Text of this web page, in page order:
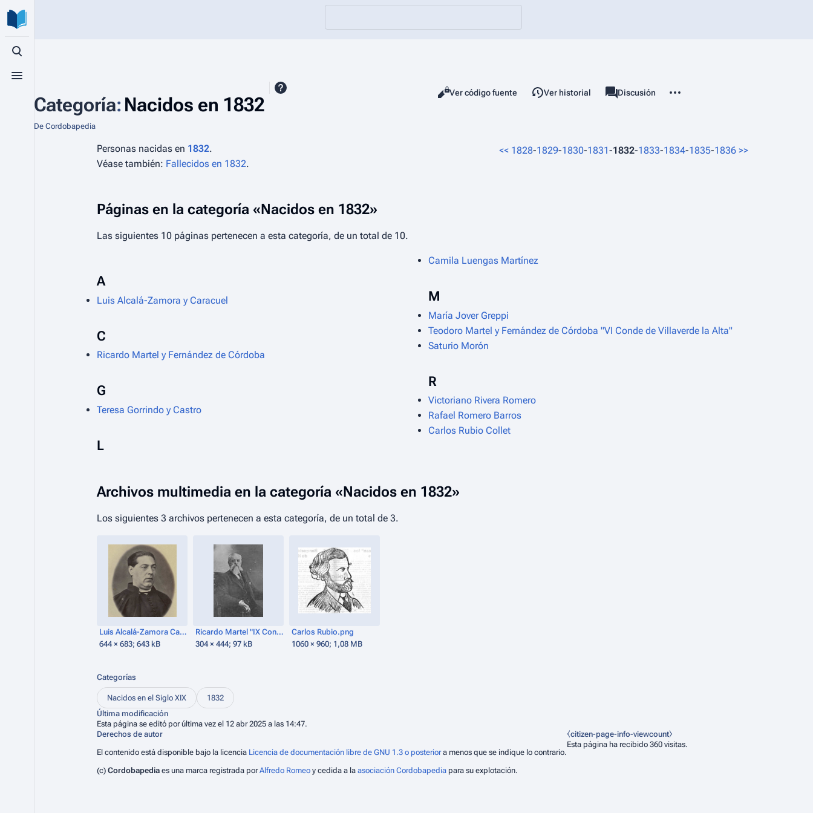
Búsqueda alternativa
Menú alternativo
Categoría:Nacidos en 1832
De Cordobapedia
Vistas
Leer
Ver código fuente Ver historial associated-pages
Categoría
Discusión
<< 1828-1829-1830-1831-1832-1833-1834-1835-1836 >>
Personas nacidas en 1832.
Véase también: Fallecidos en 1832.
Páginas en la categoría «Nacidos en 1832»
Las siguientes 10 páginas pertenecen a esta categoría, de un total de 10.
A
Luis Alcalá-Zamora y Caracuel
C
Ricardo Martel y Fernández de Córdoba
G
Teresa Gorrindo y Castro
L
Camila Luengas Martínez
M
María Jover Greppi
Teodoro Martel y Fernández de Córdoba "VI Conde de Villaverde la Alta"
Saturio Morón
R
Victoriano Rivera Romero
Rafael Romero Barros
Carlos Rubio Collet
Archivos multimedia en la categoría «Nacidos en 1832»
Los siguientes 3 archivos pertenecen a esta categoría, de un total de 3.
Luis Alcalá-Zamora Caracuel.png
644 × 683; 643 kB
Ricardo Martel "IX Conde de Torres-Cabrera".jpg
304 × 444; 97 kB
Carlos Rubio.png
1060 × 960; 1,08 MB
Categorías
Nacidos en el Siglo XIX
1832
Última modificación
Esta página se editó por última vez el 12 abr 2025 a las 14:47.
Derechos de autor
El contenido está disponible bajo la licencia Licencia de documentación libre de GNU 1.3 o posteriora menos que se indique lo contrario.
(c) Cordobapedia es una marca registrada porAlfredo Romeo y cedida a la asociación Cordobapedia para su explotación.
⧼citizen-page-info-viewcount⧽
Esta página ha recibido 360 visitas.